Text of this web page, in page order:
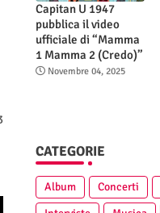
Capitan U 1947
pubblica il video
ufficiale di “Mamma
1 Mamma 2 (Credo)”
Novembre 04, 2025
CATEGORIE
Album Concerti